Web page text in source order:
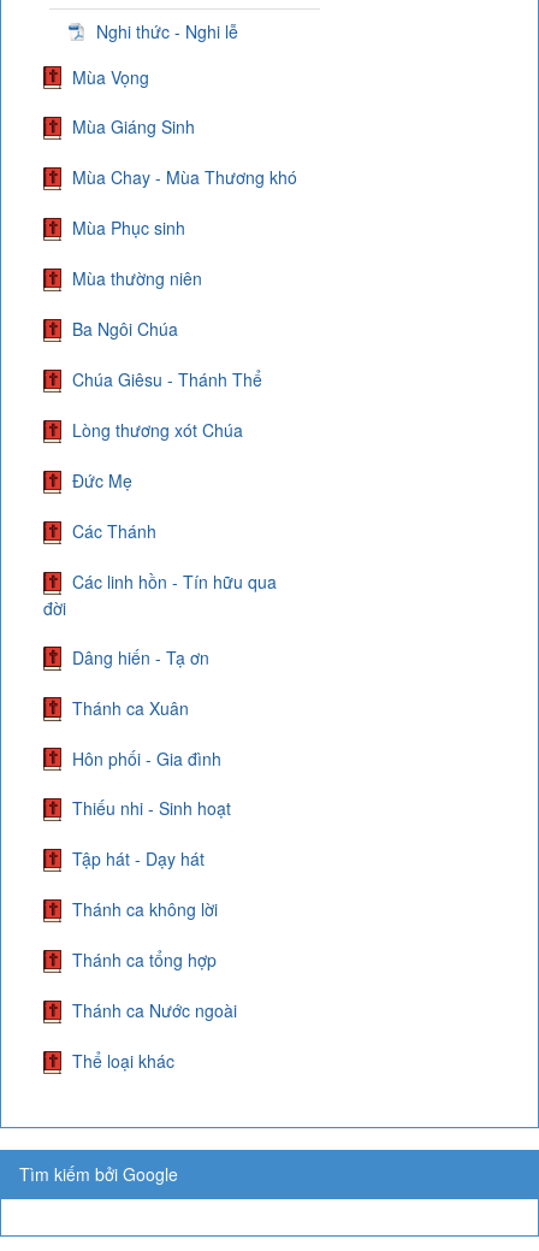
Nghi thức - Nghi lễ
Mùa Vọng
Mùa Giáng Sinh
Mùa Chay - Mùa Thương khó
Mùa Phục sinh
Mùa thường niên
Ba Ngôi Chúa
Chúa Giêsu - Thánh Thể
Lòng thương xót Chúa
Đức Mẹ
Các Thánh
Các linh hồn - Tín hữu qua
đời
Dâng hiến - Tạ ơn
Thánh ca Xuân
Hôn phối - Gia đình
Thiếu nhi - Sinh hoạt
Tập hát - Dạy hát
Thánh ca không lời
Thánh ca tổng hợp
Thánh ca Nước ngoài
Thể loại khác
Tìm kiếm bởi Google